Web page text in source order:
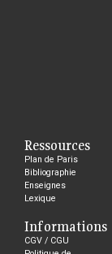
Ressources
Plan de Paris
Bibliographie
Enseignes
Lexique
Informations
CGV / CGU